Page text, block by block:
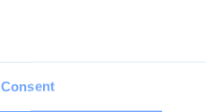
Consent